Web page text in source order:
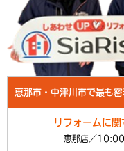
恵那市・中津川市で最も
リフォームに関
恵那店／